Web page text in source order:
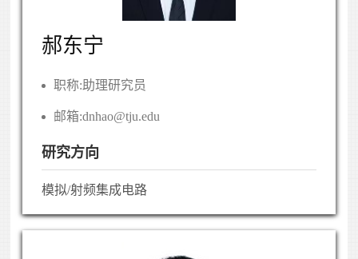
郝东宁
职称:助理研究员
邮箱:dnhao@tju.edu
研究方向
模拟/射频集成电路